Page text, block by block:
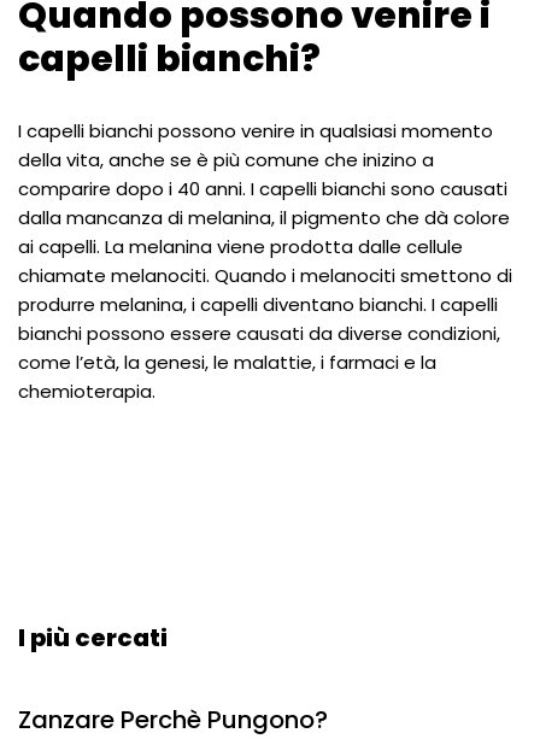
Quando possono venire i
capelli bianchi?
I capelli bianchi possono venire in qualsiasi momento
della vita, anche se è più comune che inizino a
comparire dopo i 40 anni. I capelli bianchi sono causati
dalla mancanza di melanina, il pigmento che dà colore
ai capelli. La melanina viene prodotta dalle cellule
chiamate melanociti. Quando i melanociti smettono di
produrre melanina, i capelli diventano bianchi. I capelli
bianchi possono essere causati da diverse condizioni,
come l’età, la genesi, le malattie, i farmaci e la
chemioterapia.
I più cercati
Zanzare Perchè Pungono?